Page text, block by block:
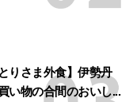
りさま外食】伊勢丹
い物の合間のおいし...